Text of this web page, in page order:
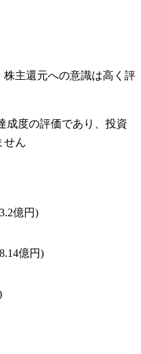
主還元への意識は高く評
成度の評価であり、投資
せん
億円)
億円)